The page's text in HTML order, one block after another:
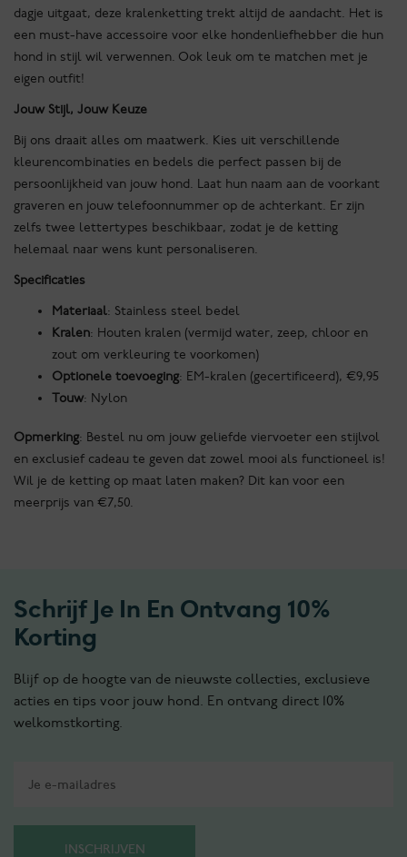
dagje uitgaat, deze kralenketting trekt altijd de aandacht. Het is
een must-have accessoire voor elke hondenliefhebber die hun
hond in stijl wil verwennen. Ook leuk om te matchen met je
eigen outfit!
Jouw Stijl, Jouw Keuze
Bij ons draait alles om maatwerk. Kies uit verschillende
kleurencombinaties en bedels die perfect passen bij de
persoonlijkheid van jouw hond. Laat hun naam aan de voorkant
graveren en jouw telefoonnummer op de achterkant. Er zijn
zelfs twee lettertypes beschikbaar, zodat je de ketting
helemaal naar wens kunt personaliseren.
Specificaties
Materiaal: Stainless steel bedel
Kralen: Houten kralen (vermijd water, zeep, chloor en
zout om verkleuring te voorkomen)
Optionele toevoeging: EM-kralen (gecertificeerd), €9,95
Touw: Nylon
Opmerking: Bestel nu om jouw geliefde viervoeter een stijlvol
en exclusief cadeau te geven dat zowel mooi als functioneel is!
Wil je de ketting op maat laten maken? Dit kan voor een
meerprijs van €7,50.
Schrijf Je In En Ontvang 10%
Korting
Blijf op de hoogte van de nieuwste collecties, exclusieve
acties en tips voor jouw hond. En ontvang direct 10%
welkomstkorting.